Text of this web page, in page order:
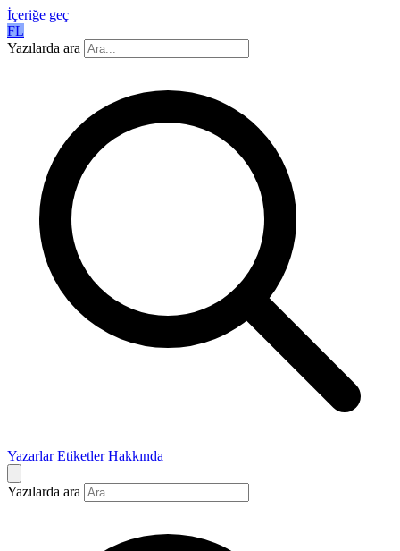
İçeriğe geç
FL
Yazılarda ara
Yazarlar Etiketler Hakkında
Yazılarda ara